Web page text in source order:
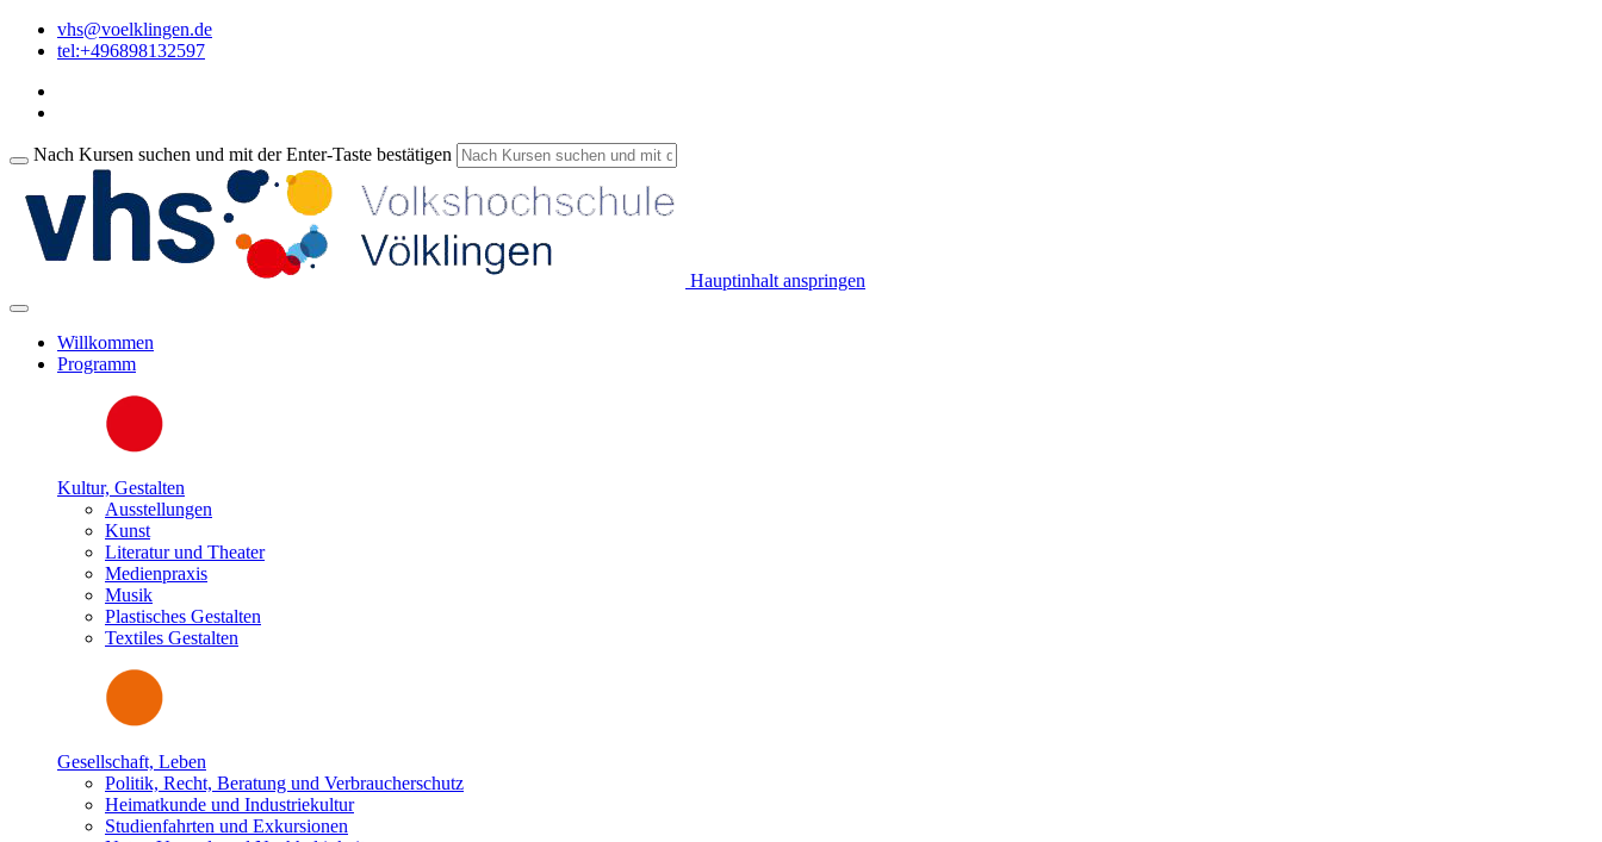
vhs@voelklingen.de
tel:+496898132597
Nach Kursen suchen und mit der Enter-Taste bestätigen
Hauptinhalt anspringen
Willkommen
Programm
Kultur, Gestalten
Ausstellungen
Kunst
Literatur und Theater
Medienpraxis
Musik
Plastisches Gestalten
Textiles Gestalten
Gesellschaft, Leben
Politik, Recht, Beratung und Verbraucherschutz
Heimatkunde und Industriekultur
Studienfahrten und Exkursionen